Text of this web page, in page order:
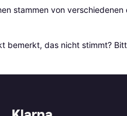
stammen von
bemerkt, das nicht stimmt?